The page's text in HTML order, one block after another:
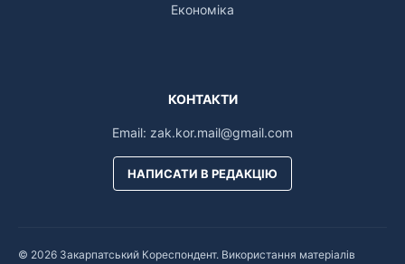
Економіка
КОНТАКТИ
Email: zak.kor.mail@gmail.com
НАПИСАТИ В РЕДАКЦІЮ
© 2026 Закарпатський Кореспондент. Використання матеріалів